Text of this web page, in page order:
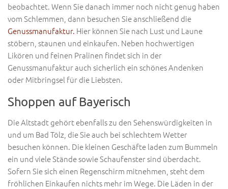
beobachtet. Wenn Sie danach immer noch nicht genug haben
vom Schlemmen, dann besuchen Sie anschließend die
Genussmanufaktur. Hier können Sie nach Lust und Laune
stöbern, staunen und einkaufen. Neben hochwertigen
Likören und feinen Pralinen findet sich in der
Genussmanufaktur auch sicherlich ein schönes Andenken
oder Mitbringsel für die Liebsten.
Shoppen auf Bayerisch
Die Altstadt gehört ebenfalls zu den Sehenswürdigkeiten in
und um Bad Tölz, die Sie auch bei schlechtem Wetter
besuchen können. Die kleinen Geschäfte laden zum Bummeln
ein und viele Stände sowie Schaufenster sind überdacht.
Sofern Sie sich einen Regenschirm mitnehmen, steht dem
fröhlichen Einkaufen nichts mehr im Wege. Die Läden in der